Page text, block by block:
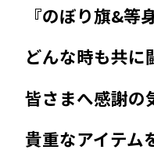
『のぼり旗&等
どんな時も共に
皆さまへ感謝の
貴重なアイテム